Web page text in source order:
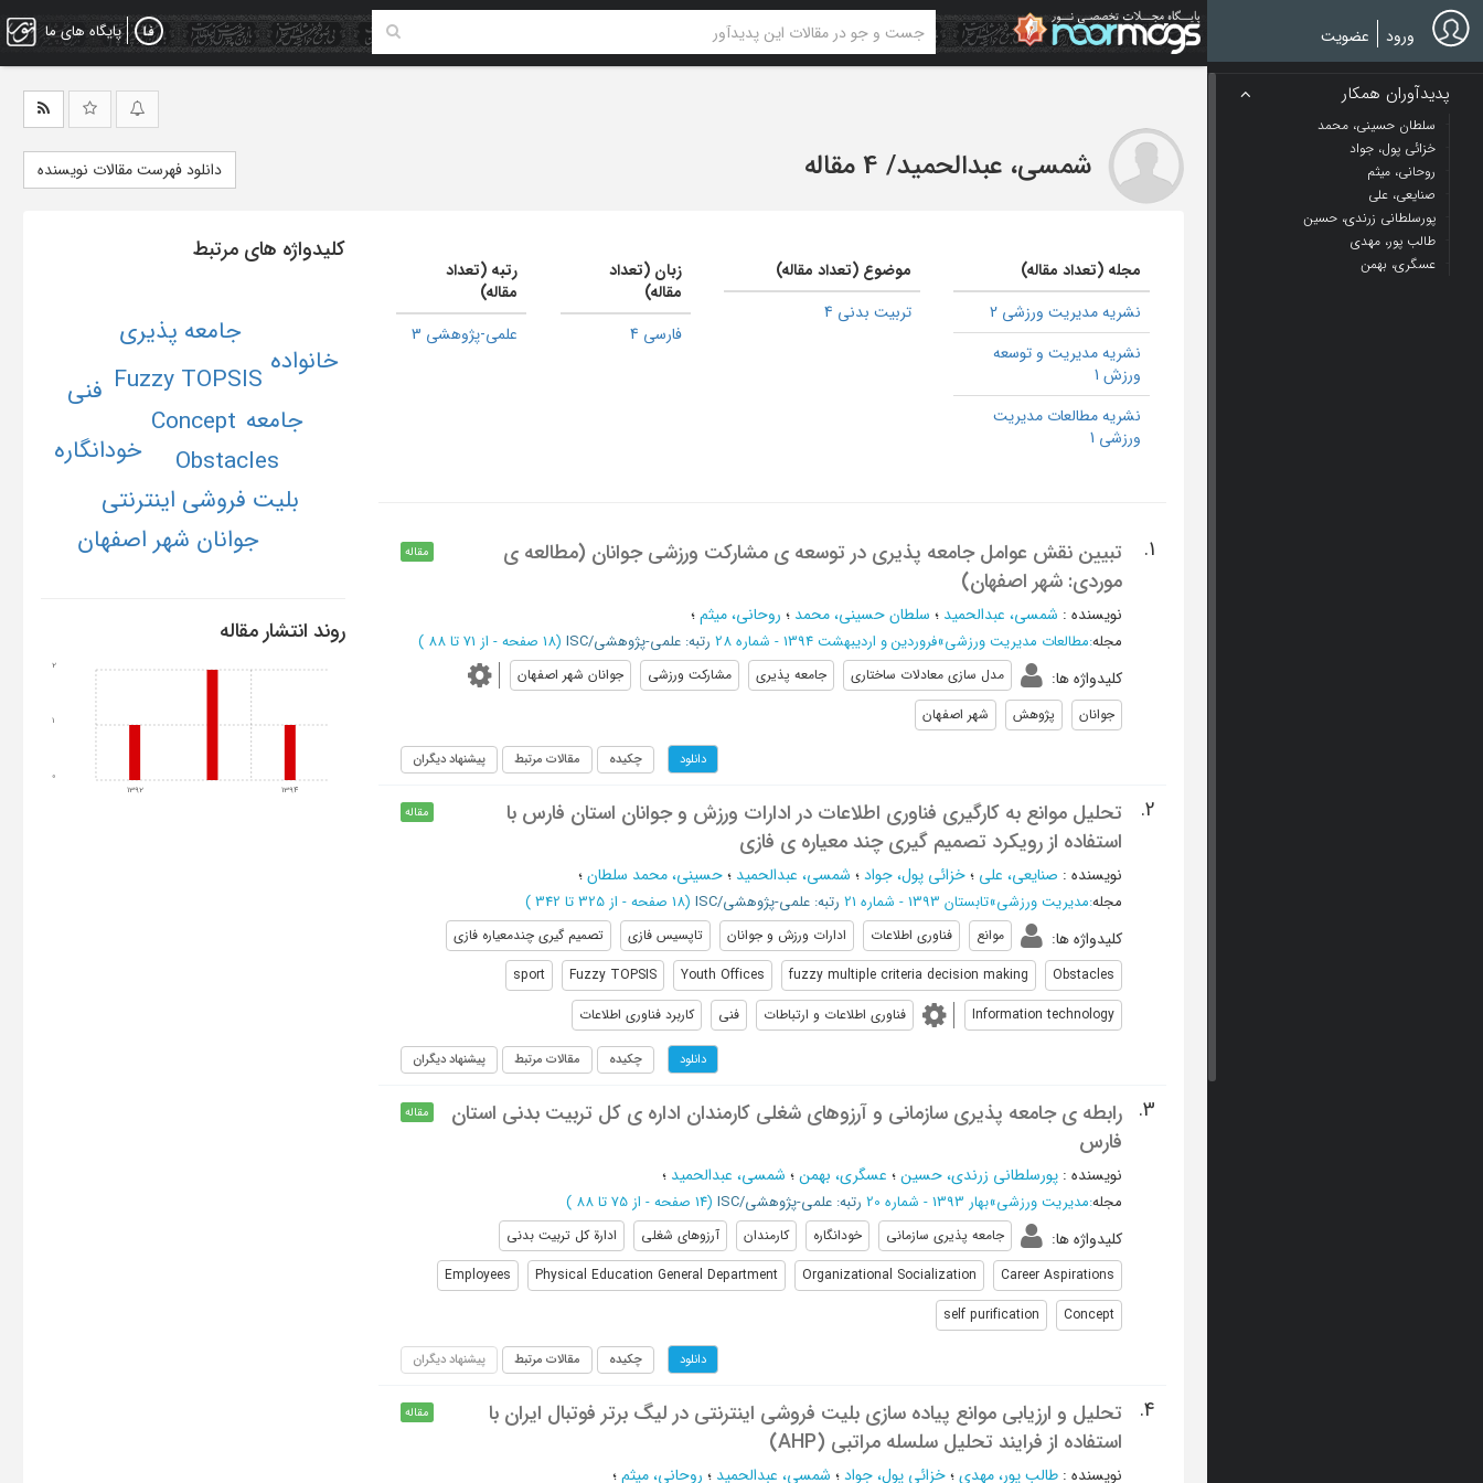
Skip
to
main
پایگاه های ما ورود عضویت
پدیدآوران همکار
سلطان حسینی، محمد
خزائی پول، جواد
روحانی، میثم
صنایعی، علی
پورسلطانی زرندی، حسین
طالب پور، مهدی
عسگری، بهمن
شمسی، عبدالحمید/ 4 مقاله دانلود فهرست مقالات نویسنده
مجله (تعداد مقاله)
نشریه مدیریت ورزشی 2
نشریه مدیریت و توسعه
ورزش 1
نشریه مطالعات مدیریت
ورزشی 1
موضوع (تعداد مقاله)
تربیت بدنی 4
زبان (تعداد
مقاله)
فارسی 4
رتبه (تعداد
مقاله)
علمی-پژوهشی 3
1.
تبیین نقش عوامل جامعه پذیری در توسعه ی مشارکت ورزشی جوانان (مطالعه ی
موردی: شهر اصفهان)
مقاله
نویسنده : شمسی، عبدالحمید ؛ سلطان حسینی، محمد ؛ روحانی، میثم؛
مجله:مطالعات مدیریت ورزشی»فروردین و اردیبهشت 1394 - شماره 28 رتبه: علمی-پژوهشی/ISC (‎18 صفحه - از 71 تا 88 )
کلیدواژه ها: مدل سازی معادلات ساختاری جامعه پذيري مشارکت ورزشي
جوانان شهر اصفهان
جوانان
پژوهش شهر اصفهان
دانلود چکیده مقالات مرتبط پیشنهاد دیگران
2.
تحلیل موانع به کارگیری فناوری اطلاعات در ادارات ورزش و جوانان استان فارس با
استفاده از رویکرد تصمیم گیری چند معیاره ی فازی
مقاله
نویسنده : صنایعی، علی ؛خزائی پول، جواد؛ شمسی، عبدالحمید ؛حسینی، محمد سلطان؛
مجله:مدیریت ورزشی»تابستان 1393 - شماره 21 رتبه: علمی-پژوهشی/ISC (‎18 صفحه - از 325 تا 342 )
کلیدواژه ها: موانع فناوري اطلاعات ادارات ورزش و جوانان تاپسيس فازي
تصميم گيري چندمعياره فازي
Obstacles
fuzzy multiple criteria decision making
Youth Offices
Fuzzy TOPSIS
sport
Information technology
فناوری اطلاعات و ارتباطات فنی کاربرد فناوری اطلاعات
دانلود چکیده مقالات مرتبط پیشنهاد دیگران
3.
رابطه ی جامعه پذیری سازمانی و آرزوهای شغلی کارمندان اداره ی کل تربیت بدنی استان
فارس
مقاله
نویسنده : پورسلطانی زرندی، حسین؛ عسگری، بهمن؛ شمسی، عبدالحمید ؛
مجله:مدیریت ورزشی»بهار 1393 - شماره 20 رتبه: علمی-پژوهشی/ISC (‎14 صفحه - از 75 تا 88 )
کلیدواژه ها: جامعه پذیری سازمانی خودانگاره کارمندان آرزوهای شغلی
ادارة کل تربیت بدنی
Career Aspirations
Organizational Socialization
Physical Education General Department
Employees
Concept
self purification
دانلود چکیده مقالات مرتبط پیشنهاد دیگران
4.
تحلیل و ارزیابی موانع پیاده سازی بلیت فروشی اینترنتی در لیگ برتر فوتبال ایران با
استفاده از فرایند تحلیل سلسله مراتبی (AHP)
مقاله
نویسنده : طالب پور، مهدی؛خزائی پول، جواد؛ شمسی، عبدالحمید ؛ روحانی، میثم؛
کلیدواژه های مرتبط
Concept
Fuzzy TOPSIS
Obstacles
بلیت فروشی اینترنتی
جامعه پذیری
جوانان شهر اصفهان
خودانگاره
جامعه
خانواده
فنی
روند انتشار مقاله
1392 1394
0
1
2